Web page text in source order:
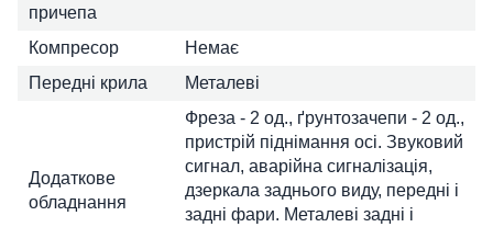
причепа
Компресор
Немає
Передні крила
Металеві
Додаткове
обладнання
Фреза - 2 од., ґрунтозачепи - 2 од.,
пристрій піднімання осі. Звуковий
сигнал, аварійна сигналізація,
дзеркала заднього виду, передні і
задні фари. Металеві задні і